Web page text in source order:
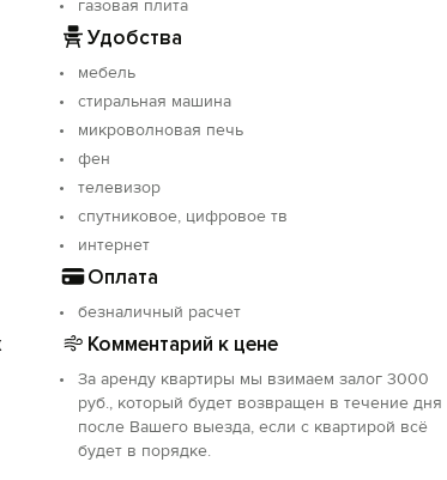
газовая плита
Удобства
мебель
стиральная машина
микроволновая печь
фен
телевизор
спутниковое, цифровое тв
интернет
Оплата
безналичный расчет
Комментарий к цене
За аренду квартиры мы взимаем залог 3000
руб., который будет возвращен в течение дня
после Вашего выезда, если с квартирой всё
будет в порядке.